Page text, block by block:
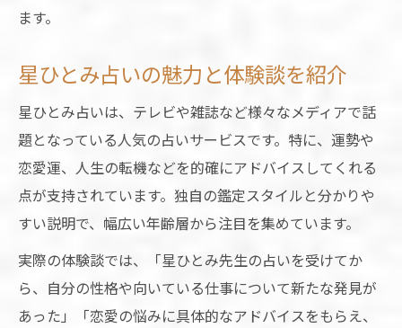
ます。
星ひとみ占いの魅力と体験談を紹介
星ひとみ占いは、テレビや雑誌など様々なメディアで話
題となっている人気の占いサービスです。特に、運勢や
恋愛運、人生の転機などを的確にアドバイスしてくれる
点が支持されています。独自の鑑定スタイルと分かりや
すい説明で、幅広い年齢層から注目を集めています。
実際の体験談では、「星ひとみ先生の占いを受けてか
ら、自分の性格や向いている仕事について新たな発見が
あった」「恋愛の悩みに具体的なアドバイスをもらえ、